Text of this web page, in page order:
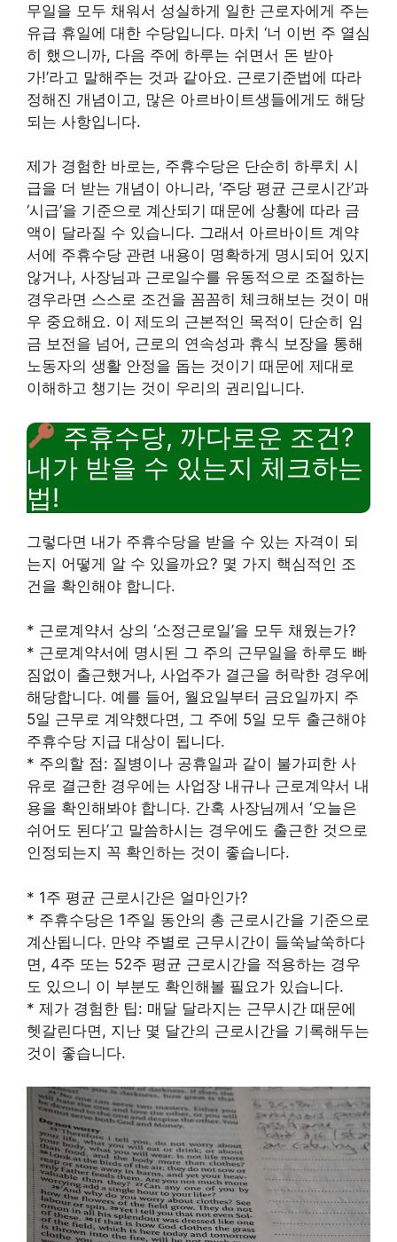
무일을 모두 채워서 성실하게 일한 근로자에게 주는
유급 휴일에 대한 수당입니다. 마치 ‘너 이번 주 열심
히 했으니까, 다음 주에 하루는 쉬면서 돈 받아
가!’라고 말해주는 것과 같아요. 근로기준법에 따라
정해진 개념이고, 많은 아르바이트생들에게도 해당
되는 사항입니다.
제가 경험한 바로는, 주휴수당은 단순히 하루치 시
급을 더 받는 개념이 아니라, ‘주당 평균 근로시간’과
‘시급’을 기준으로 계산되기 때문에 상황에 따라 금
액이 달라질 수 있습니다. 그래서 아르바이트 계약
서에 주휴수당 관련 내용이 명확하게 명시되어 있지
않거나, 사장님과 근로일수를 유동적으로 조절하는
경우라면 스스로 조건을 꼼꼼히 체크해보는 것이 매
우 중요해요. 이 제도의 근본적인 목적이 단순히 임
금 보전을 넘어, 근로의 연속성과 휴식 보장을 통해
노동자의 생활 안정을 돕는 것이기 때문에 제대로
이해하고 챙기는 것이 우리의 권리입니다.
주휴수당, 까다로운 조건?
내가 받을 수 있는지 체크하는
법!
그렇다면 내가 주휴수당을 받을 수 있는 자격이 되
는지 어떻게 알 수 있을까요? 몇 가지 핵심적인 조
건을 확인해야 합니다.
* 근로계약서 상의 ‘소정근로일’을 모두 채웠는가?
* 근로계약서에 명시된 그 주의 근무일을 하루도 빠
짐없이 출근했거나, 사업주가 결근을 허락한 경우에
해당합니다. 예를 들어, 월요일부터 금요일까지 주
5일 근무로 계약했다면, 그 주에 5일 모두 출근해야
주휴수당 지급 대상이 됩니다.
* 주의할 점: 질병이나 공휴일과 같이 불가피한 사
유로 결근한 경우에는 사업장 내규나 근로계약서 내
용을 확인해봐야 합니다. 간혹 사장님께서 ‘오늘은
쉬어도 된다’고 말씀하시는 경우에도 출근한 것으로
인정되는지 꼭 확인하는 것이 좋습니다.
* 1주 평균 근로시간은 얼마인가?
* 주휴수당은 1주일 동안의 총 근로시간을 기준으로
계산됩니다. 만약 주별로 근무시간이 들쑥날쑥하다
면, 4주 또는 52주 평균 근로시간을 적용하는 경우
도 있으니 이 부분도 확인해볼 필요가 있습니다.
* 제가 경험한 팁: 매달 달라지는 근무시간 때문에
헷갈린다면, 지난 몇 달간의 근로시간을 기록해두는
것이 좋습니다.